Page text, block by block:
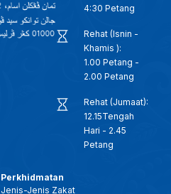
4:30 Petang
Rehat (Isnin -
Khamis ):
1.00 Petang -
2.00 Petang
Rehat (Jumaat):
12.15Tengah
Hari - 2.45
Petang
Perkhidmatan
Jenis-Jenis Zakat